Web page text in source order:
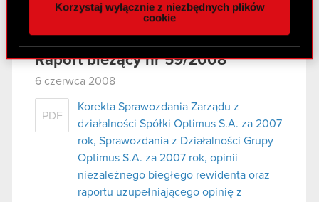
z naszej witryny, udostępniamy partnerom
Partnerzy mogą połączyć te informacje z innymi
danymi otrzymanymi od Ciebie lub uzyskanymi
podczas korzystania z ich usług. Kontynuując
używanie plików cookie.
Korzystaj wyłącznie z niezbędnych plików
cookie
Walnego Zgromadzenia Spólki
Raport bieżący nr 59/2008
6 czerwca 2008
PDF
Korekta Sprawozdania Zarządu z
działalności Spółki Optimus S.A. za 2007
rok, Sprawozdania z Działalności Grupy
Optimus S.A. za 2007 rok, opinii
niezależnego biegłego rewidenta oraz
raportu uzupełniającego opinię z